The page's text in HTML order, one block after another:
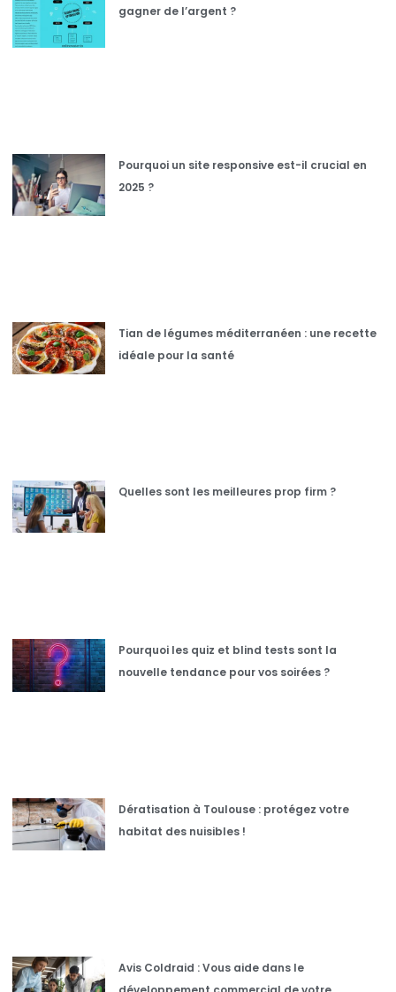
gagner de l’argent ?
Pourquoi un site responsive est-il crucial en
2025 ?
Tian de légumes méditerranéen : une recette
idéale pour la santé
Quelles sont les meilleures prop firm ?
Pourquoi les quiz et blind tests sont la
nouvelle tendance pour vos soirées ?
Dératisation à Toulouse : protégez votre
habitat des nuisibles !
Avis Coldraid : Vous aide dans le